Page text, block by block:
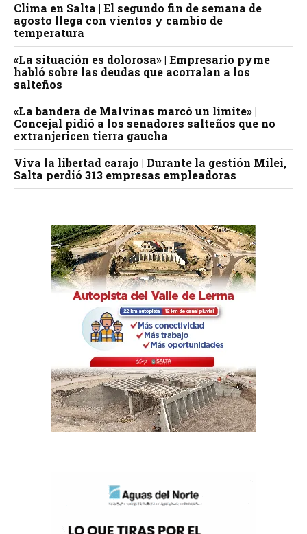
Clima en Salta | El segundo fin de semana de
agosto llega con vientos y cambio de
temperatura
«La situación es dolorosa» | Empresario pyme
habló sobre las deudas que acorralan a los
salteños
«La bandera de Malvinas marcó un límite» |
Concejal pidió a los senadores salteños que no
extranjericen tierra gaucha
Viva la libertad carajo | Durante la gestión Milei,
Salta perdió 313 empresas empleadoras